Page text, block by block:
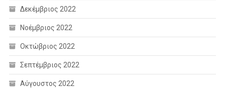
Δεκέμβριος 2022
Νοέμβριος 2022
Οκτώβριος 2022
Σεπτέμβριος 2022
Αύγουστος 2022